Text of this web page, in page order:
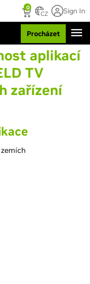
0
CZ Sign In
Procházet
aplikací
TV
zařízení